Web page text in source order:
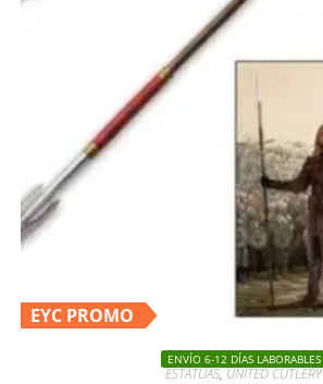
EYC PROMO
ENVÍO 6-12 DÍAS LABORABLES
ESTATUAS,UNITED CUTLERY